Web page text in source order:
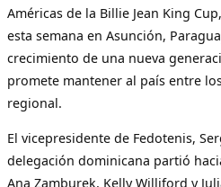
Américas de la Billie Jean King
esta semana en Asunción,
crecimiento de una nueva
promete mantener al país entre
regional.
El vicepresidente de Fedotenis,
delegación dominicana partió
Ana Zamburek, Kelly Williford y